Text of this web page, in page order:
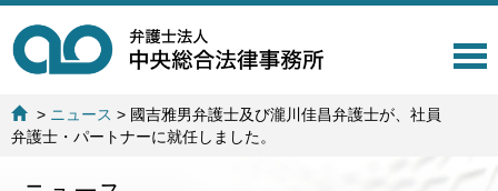
T
> ニュース > 國吉雅男弁護士及び瀧川佳昌弁護士が、社員
弁護士・パートナーに就任しました。